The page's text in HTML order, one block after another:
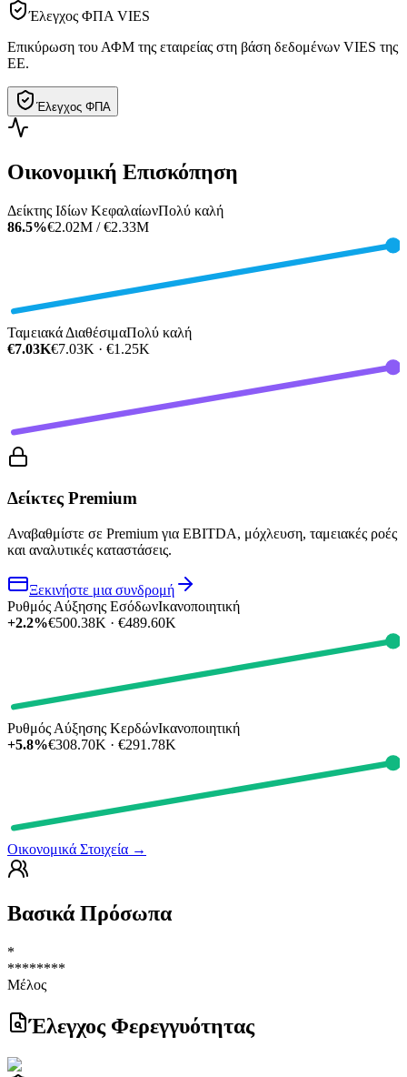
Έλεγχος ΦΠΑ VIES
Επικύρωση του ΑΦΜ της εταιρείας στη βάση δεδομένων VIES της
ΕΕ.
Έλεγχος ΦΠΑ
Οικονομική Επισκόπηση
Δείκτης Ιδίων ΚεφαλαίωνΠολύ καλή
86.5%€2.02M / €2.33M
Ταμειακά ΔιαθέσιμαΠολύ καλή
€7.03K€7.03K · €1.25K
Δείκτες Premium
Αναβαθμίστε σε Premium για EBITDA, μόχλευση, ταμειακές ροές
και αναλυτικές καταστάσεις.
Ξεκινήστε μια συνδρομή
Ρυθμός Αύξησης ΕσόδωνΙκανοποιητική
+2.2%€500.38K · €489.60K
Ρυθμός Αύξησης ΚερδώνΙκανοποιητική
+5.8%€308.70K · €291.78K
Οικονομικά Στοιχεία →
Βασικά Πρόσωπα
*
********
Μέλος
Έλεγχος Φερεγγυότητας